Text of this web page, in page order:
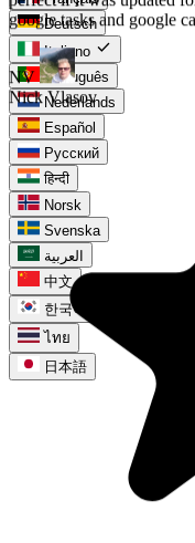
Deutsch
Italiano check
Português
Nederlands
Español
Русский
हिन्दी
Norsk
Svenska
العربية
中文
한국어
ไทย
日本語